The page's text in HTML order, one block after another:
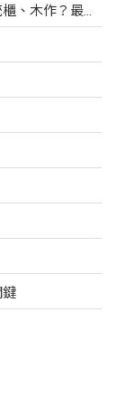
裝潢設計前要搞懂科定系統櫃、坊間系統櫃、木作？最完整比較，裝潢設計前必看！
鍵